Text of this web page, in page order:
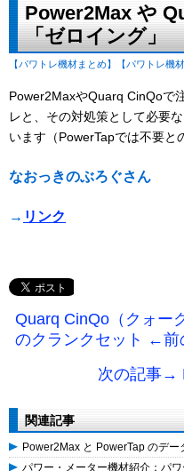
Power2Max や
「ゼロイング」
【パワトレ機材まとめ】 【パワトレ機
Power2MaxやQuarq CinQoで
レと、その対処策として必要
います（PowerTapでは不要と
なおっきのぶろぐさん
→ リンク
Quarq CinQo（クォー
のクランクセット ←前
次の記事→
関連記事
Power2Max と PowerTap のデー
パワー・メーター機材紹介：パ